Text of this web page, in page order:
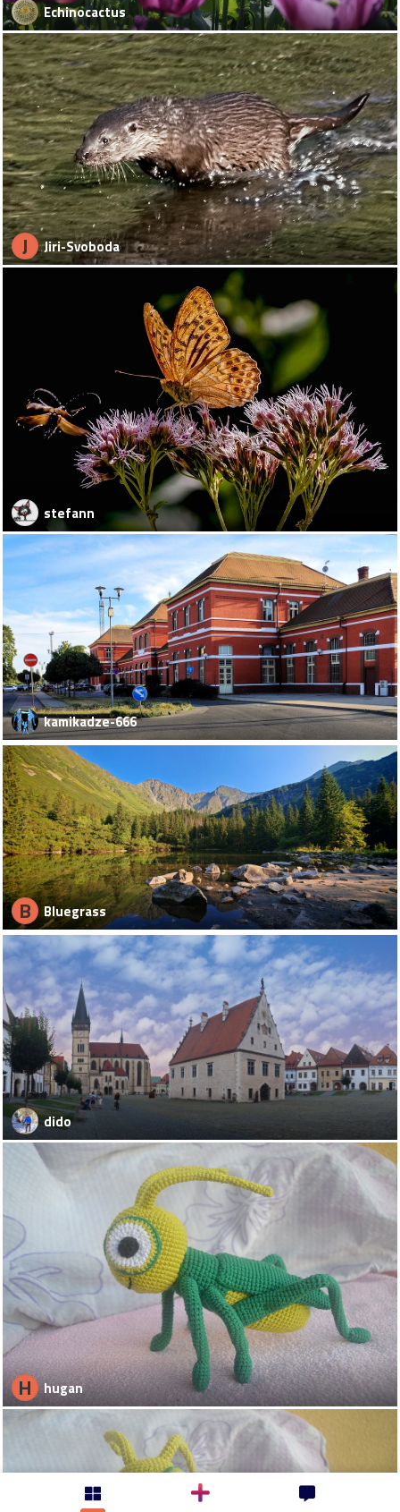
Echinocactus
J Jiri-Svoboda
stefann
kamikadze-666
B Bluegrass
dido
H hugan